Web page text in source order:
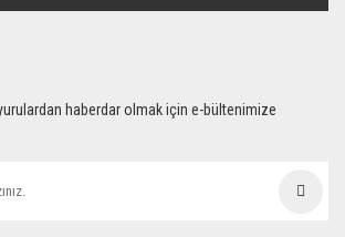
haberdar olmak için e-bültenimize